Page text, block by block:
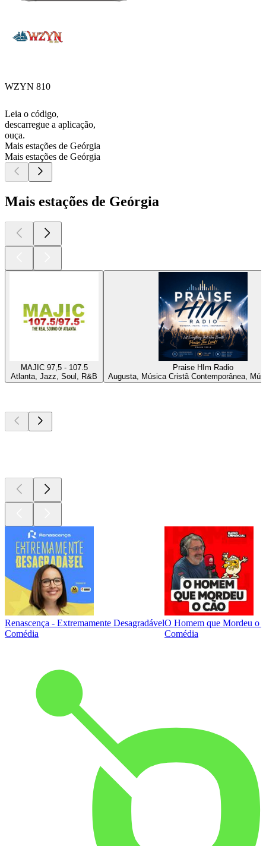
WZYN 810
Leia o código,
descarregue a aplicação,
ouça.
Mais estações de Geórgia
Mais estações de Geórgia
Mais estações de Geórgia
MAJIC 97,5 - 107.5
Atlanta, Jazz, Soul, R&B
Praise HIm Radio
Augusta, Música Cristã Contemporânea,
Renascença - Extremamente Desagradável
Comédia
O Homem que Mordeu o
Comédia